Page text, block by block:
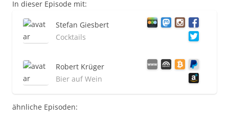
In dieser Episode mit:
Stefan Giesbert
Cocktails
Robert Krüger
Bier auf Wein
ähnliche Episoden: